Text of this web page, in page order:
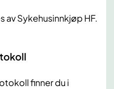
Sykehusinnkjøp HF.
finner du i